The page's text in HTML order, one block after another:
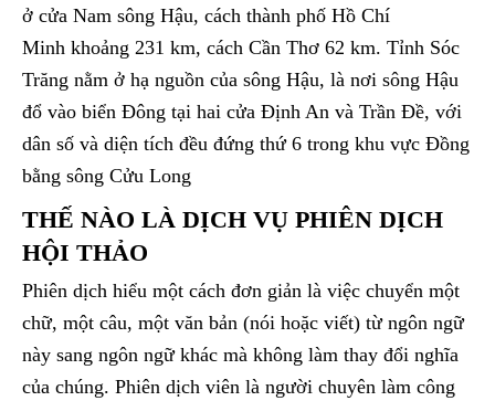
ở cửa Nam sông Hậu, cách thành phố Hồ Chí
Minh khoảng 231 km, cách Cần Thơ 62 km. Tỉnh Sóc
Trăng nằm ở hạ nguồn của sông Hậu, là nơi sông Hậu
đổ vào biển Đông tại hai cửa Định An và Trần Đề, với
dân số và diện tích đều đứng thứ 6 trong khu vực Đồng
bằng sông Cửu Long
THẾ NÀO LÀ DỊCH VỤ PHIÊN DỊCH
HỘI THẢO
Phiên dịch hiểu một cách đơn giản là việc chuyển một
chữ, một câu, một văn bản (nói hoặc viết) từ ngôn ngữ
này sang ngôn ngữ khác mà không làm thay đổi nghĩa
của chúng. Phiên dịch viên là người chuyên làm công